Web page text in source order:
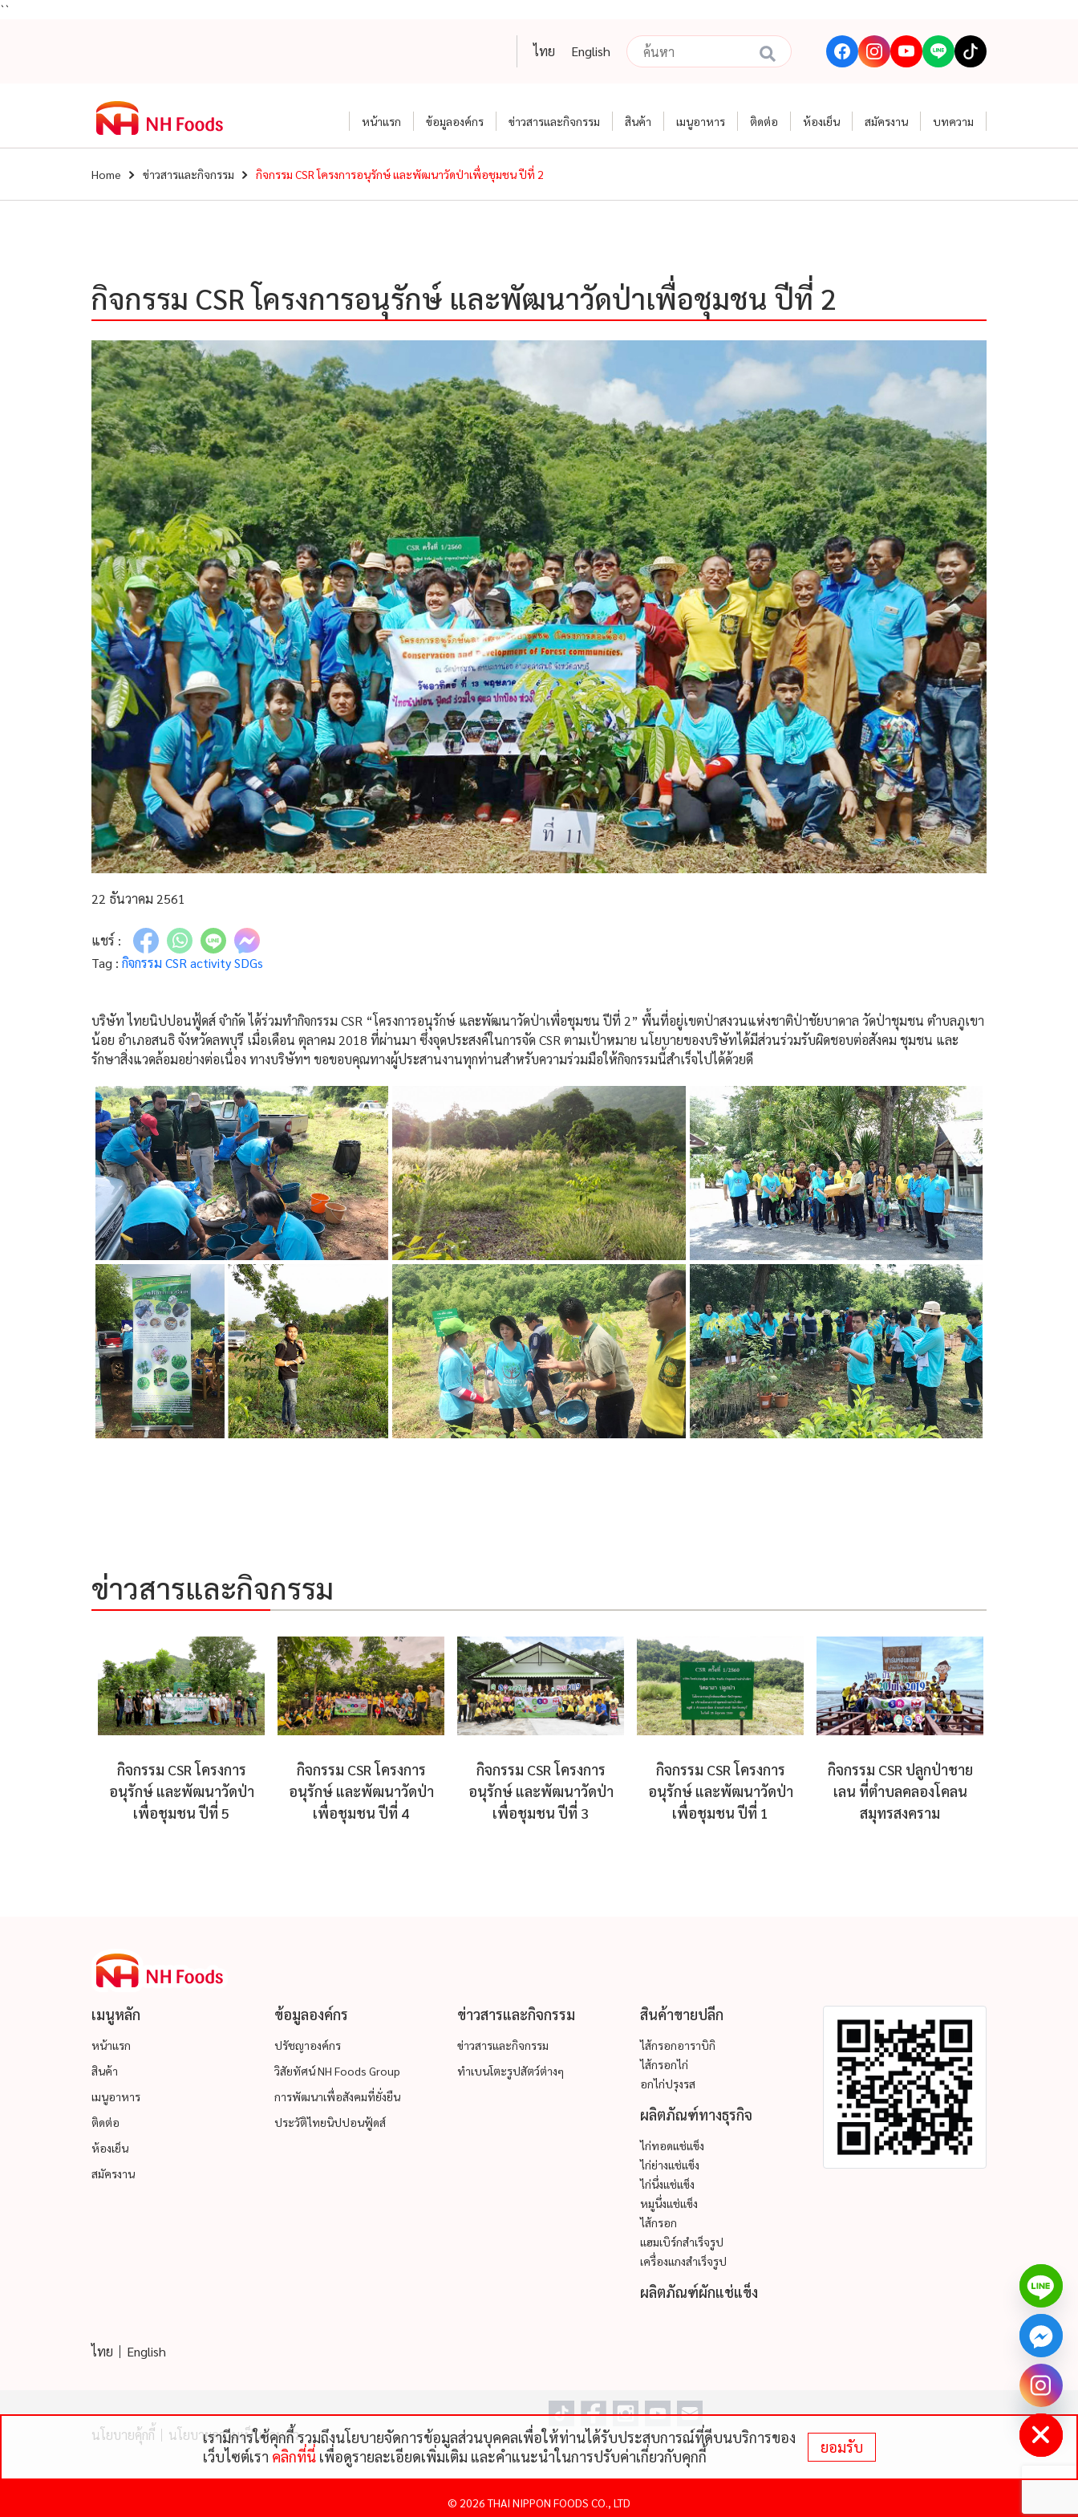
``
ไทย English
หน้าแรก ข้อมูลองค์กร ข่าวสารและกิจกรรม สินค้า เมนูอาหาร ติดต่อ ห้องเย็น สมัครงาน บทความ
Home ข่าวสารและกิจกรรม กิจกรรม CSR โครงการอนุรักษ์ และพัฒนาวัดป่าเพื่อชุมชน ปีที่ 2
กิจกรรม CSR โครงการอนุรักษ์ และพัฒนาวัดป่าเพื่อชุมชน ปีที่ 2
22 ธันวาคม 2561
แชร์ :
Tag : กิจกรรม CSR activitySDGs
บริษัท ไทยนิปปอนฟู้ดส์ จำกัด ได้ร่วมทำกิจกรรม CSR “โครงการอนุรักษ์ และพัฒนาวัดป่าเพื่อชุมชน ปีที่ 2” พื้นที่อยู่เขตป่าสงวนแห่งชาติป่าชัยบาดาล วัดป่าชุมชน ตำบลภูเขา
น้อย อำเภอสนธิ จังหวัดลพบุรี เมื่อเดือน ตุลาคม 2018 ที่ผ่านมา ซึ่งจุดประสงค์ในการจัด CSR ตามเป้าหมาย นโยบายของบริษัทได้มีส่วนร่วมรับผิดชอบต่อสังคม ชุมชน และ
รักษาสิ่งแวดล้อมอย่างต่อเนื่อง ทางบริษัทฯ ขอขอบคุณทางผู้ประสานงานทุกท่านสำหรับความร่วมมือให้กิจกรรมนี้สำเร็จไปได้ด้วยดี
ข่าวสารและกิจกรรม
กิจกรรม CSR โครงการ
อนุรักษ์ และพัฒนาวัดป่า
เพื่อชุมชน ปีที่ 5
กิจกรรม CSR โครงการ
อนุรักษ์ และพัฒนาวัดป่า
เพื่อชุมชน ปีที่ 4
กิจกรรม CSR โครงการ
อนุรักษ์ และพัฒนาวัดป่า
เพื่อชุมชน ปีที่ 3
กิจกรรม CSR โครงการ
อนุรักษ์ และพัฒนาวัดป่า
เพื่อชุมชน ปีที่ 1
กิจกรรม CSR ปลูกป่าชาย
เลน ที่ตำบลคลองโคลน
สมุทรสงคราม
เมนูหลัก
หน้าแรก
สินค้า
เมนูอาหาร
ติดต่อ
ห้องเย็น
สมัครงาน
ข้อมูลองค์กร
ปรัชญาองค์กร
วิสัยทัศน์ NH Foods Group
การพัฒนาเพื่อสังคมที่ยั่งยืน
ประวัติไทยนิปปอนฟู้ดส์
ข่าวสารและกิจกรรม
ข่าวสารและกิจกรรม
ทำเบนโตะรูปสัตว์ต่างๆ
สินค้าขายปลีก
ไส้กรอกอาราบิกิ
ไส้กรอกไก่
อกไก่ปรุงรส
ผลิตภัณฑ์ทางธุรกิจ
ไก่ทอดแช่แข็ง
ไก่ย่างแช่แข็ง
ไก่นึ่งแช่แข็ง
หมูนึ่งแช่แข็ง
ไส้กรอก
แฮมเบิร์กสำเร็จรูป
เครื่องแกงสำเร็จรูป
ผลิตภัณฑ์ผักแช่แข็ง
ไทย English
นโยบายคุ้กกี้ นโยบายความเป็นส่วนตัว
© 2026 THAI NIPPON FOODS CO., LTD
เรามีการใช้คุกกี้ รวมถึงนโยบายจัดการข้อมูลส่วนบุคคลเพื่อให้ท่านได้รับประสบการณ์ที่ดีบนบริการของ
เว็บไซต์เรา คลิกที่นี่เพื่อดูรายละเอียดเพิ่มเติม และคําแนะนําในการปรับค่าเกี่ยวกับคุกกี้
ยอมรับ
Hide
chaty